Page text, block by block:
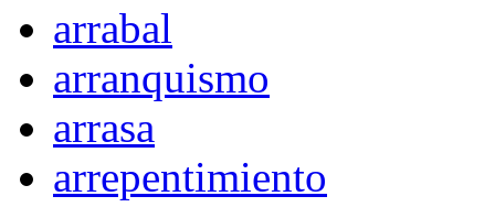
arrabal
arranquismo
arrasa
arrepentimiento